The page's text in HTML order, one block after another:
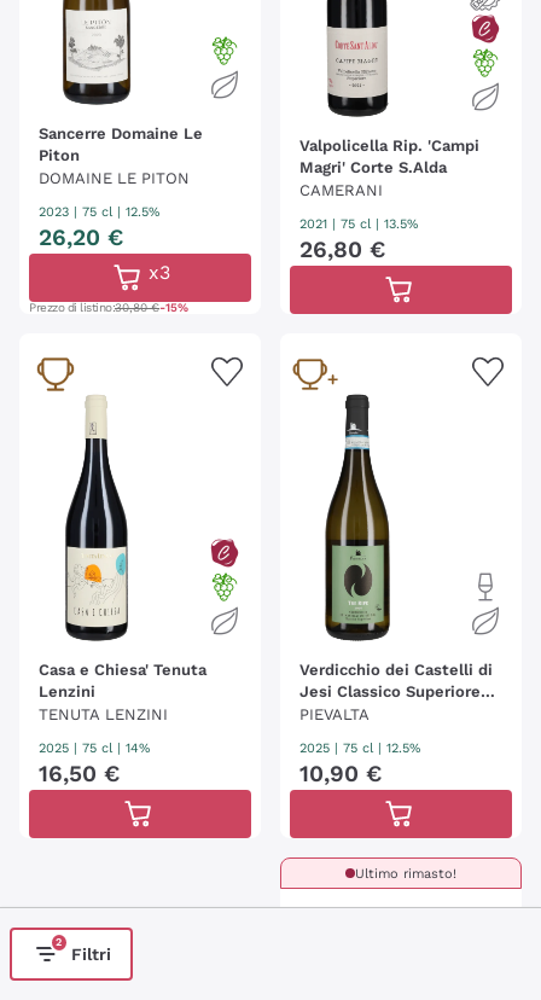
Sancerre Domaine Le
Piton
DOMAINE LE PITON
2023 75 cl | 12.5%
26,20 €
Prezzo di listino:30,80 €-15%
x3
Valpolicella Rip. 'Campi
Magri' Corte S.Alda
CAMERANI
2021 75 cl | 13.5%
26,80 €
Casa e Chiesa' Tenuta
Lenzini
TENUTA LENZINI
2025 75 cl | 14%
16,50 €
Verdicchio dei Castelli di
Jesi Classico Superiore
'Tre Ripe Pievalta
PIEVALTA
2025 75 cl | 12.5%
10,90 €
Ultimo rimasto!
2
Filtri